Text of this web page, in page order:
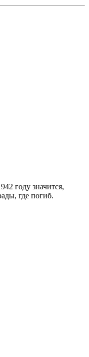
году значится,
где погиб.